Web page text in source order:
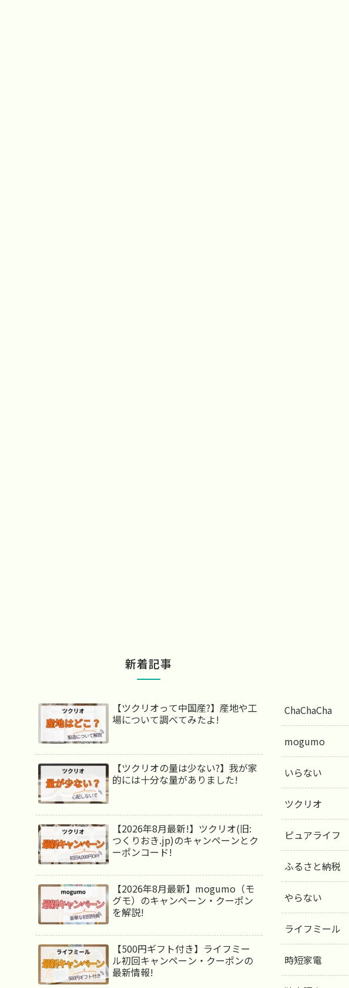
新着記事
【ツクリオって中国産?】産地や工
場について調べてみたよ!
【ツクリオの量は少ない?】我が家
的には十分な量がありました!
【2026年8月最新!】ツクリオ(旧:
つくりおき.jp)のキャンペーンとク
ーポンコード!
【2026年8月最新】mogumo（モ
グモ）のキャンペーン・クーポン
を解説!
【500円ギフト付き】ライフミー
ル初回キャンペーン・クーポンの
最新情報!
ChaChaCha
mogumo
いらない
ツクリオ
ピュアライフ
ふるさと納税
やらない
ライフミール
時短家電